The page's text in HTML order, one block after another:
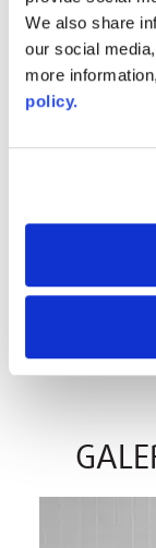
We also share
our social
more
policy.